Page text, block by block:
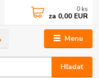
Menu
Hľadať
0 ks
za 0,00 EUR